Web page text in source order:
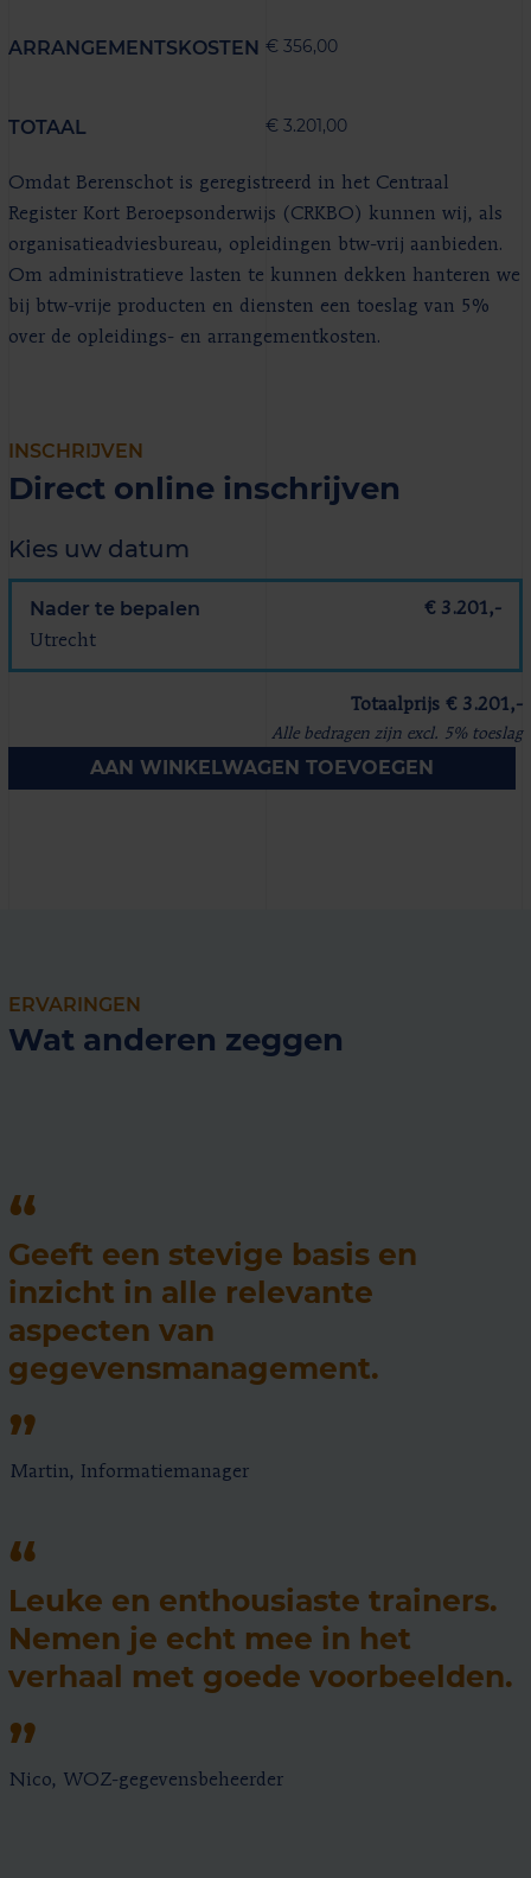
ARRANGEMENTSKOSTEN € 356,00
TOTAAL € 3.201,00
Omdat Berenschot is geregistreerd in het Centraal
Register Kort Beroepsonderwijs (CRKBO) kunnen wij, als
organisatieadviesbureau, opleidingen btw-vrij aanbieden.
Om administratieve lasten te kunnen dekken hanteren we
bij btw-vrije producten en diensten een toeslag van 5%
over de opleidings- en arrangementkosten.
INSCHRIJVEN
Direct online inschrijven
Kies uw datum
Nader te bepalen
Utrecht
€ 3.201,-
Totaalprijs € 3.201,-
Alle bedragen zijn excl. 5% toeslag
AAN WINKELWAGEN TOEVOEGEN
ERVARINGEN
Wat anderen zeggen
Geeft een stevige basis en
inzicht in alle relevante
aspecten van
gegevensmanagement.
Martin, Informatiemanager
Leuke en enthousiaste trainers.
Nemen je echt mee in het
verhaal met goede voorbeelden.
Nico, WOZ-gegevensbeheerder